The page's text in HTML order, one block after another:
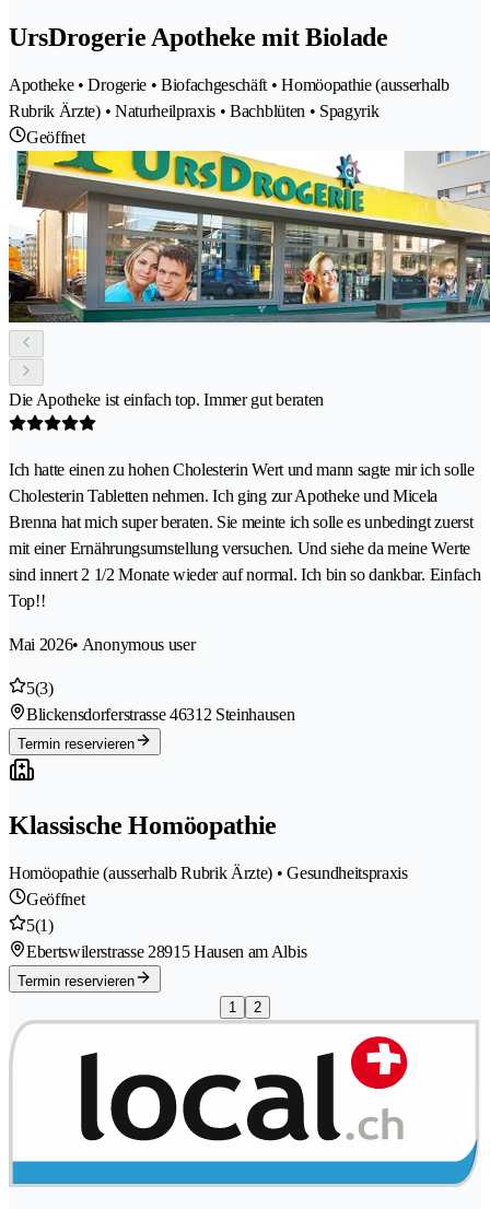
UrsDrogerie Apotheke mit Biolade
Apotheke • Drogerie • Biofachgeschäft • Homöopathie (ausserhalb
Rubrik Ärzte) • Naturheilpraxis • Bachblüten • Spagyrik
Geöffnet
Die Apotheke ist einfach top. Immer gut beraten
Ich hatte einen zu hohen Cholesterin Wert und mann sagte mir ich solle
Cholesterin Tabletten nehmen. Ich ging zur Apotheke und Micela
Brenna hat mich super beraten. Sie meinte ich solle es unbedingt zuerst
mit einer Ernährungsumstellung versuchen. Und siehe da meine Werte
sind innert 2 1/2 Monate wieder auf normal. Ich bin so dankbar. Einfach
Top!!
Mai 2026• Anonymous user
5(3)
Blickensdorferstrasse 46312 Steinhausen
Termin reservieren
Klassische Homöopathie
Homöopathie (ausserhalb Rubrik Ärzte) • Gesundheitspraxis
Geöffnet
5(1)
Ebertswilerstrasse 28915 Hausen am Albis
Termin reservieren
1
2